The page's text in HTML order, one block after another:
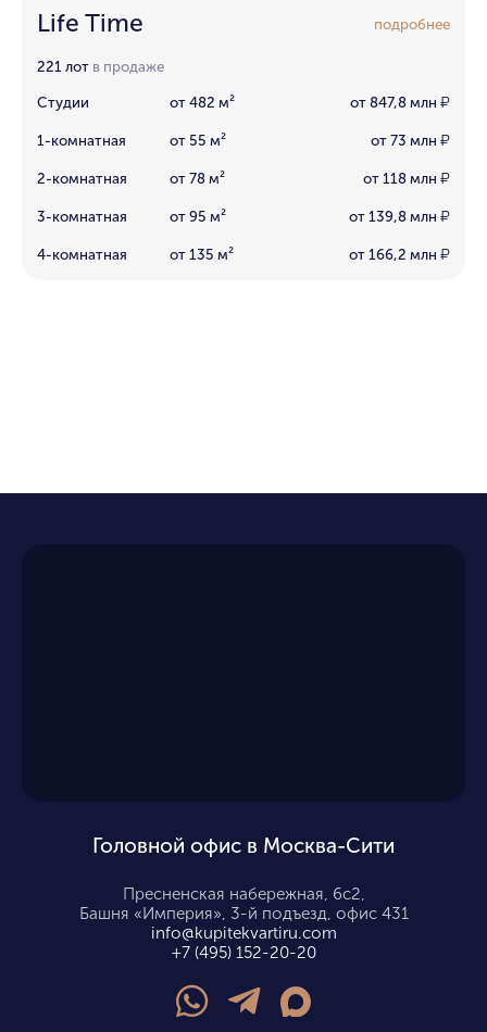
Life Time подробнее
221 лот в продаже
Студии от 482 м² от 847,8 млн ₽
1-комнатная от 55 м² от 73 млн ₽
2-комнатная от 78 м² от 118 млн ₽
3-комнатная от 95 м² от 139,8 млн ₽
4-комнатная от 135 м² от 166,2 млн ₽
Головной офис в Москва-Сити
Пресненская набережная, 6с2,
Башня «Империя», 3-й подъезд, офис 431
info@kupitekvartiru.com
+7 (495) 152-20-20